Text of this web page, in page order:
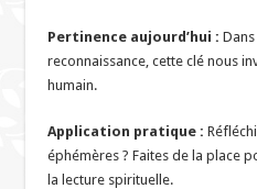
Pertinence aujourd’hui :
reconnaissance, cette clé nous
humain.
Application pratique :
éphémères ? Faites de la place
la lecture spirituelle.